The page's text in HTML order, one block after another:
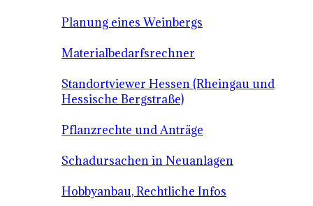
Planung eines Weinbergs
Materialbedarfsrechner
Standortviewer Hessen (Rheingau und
Hessische Bergstraße)
Pflanzrechte und Anträge
Schadursachen in Neuanlagen
Hobbyanbau, Rechtliche Infos